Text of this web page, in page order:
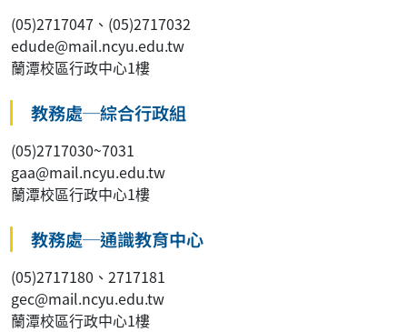
(05)2717047、(05)2717032
edude@mail.ncyu.edu.tw
蘭潭校區行政中心1樓
教務處─綜合行政組
(05)2717030~7031
gaa@mail.ncyu.edu.tw
蘭潭校區行政中心1樓
教務處─通識教育中心
(05)2717180、2717181
gec@mail.ncyu.edu.tw
蘭潭校區行政中心1樓